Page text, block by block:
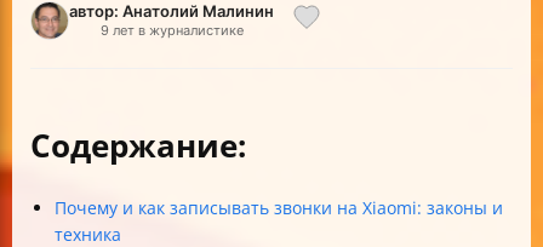
автор: Анатолий Малинин
9 лет в журналистике
Содержание:
Почему и как записывать звонки на Xiaomi: законы и
техника